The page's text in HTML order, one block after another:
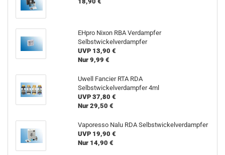
EHpro Nixon RBA Verdampfer
Selbstwickelverdampfer
UVP 13,90 €
Nur 9,99 €
Uwell Fancier RTA RDA
Selbstwickelverdampfer 4ml
UVP 37,80 €
Nur 29,50 €
Vaporesso Nalu RDA Selbstwickelverdampfer
UVP 19,90 €
Nur 14,90 €